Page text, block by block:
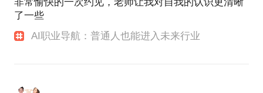
了一些
AI职业导航：普通人也能进入未来行业